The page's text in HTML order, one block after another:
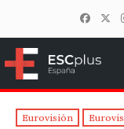
Eurovisión